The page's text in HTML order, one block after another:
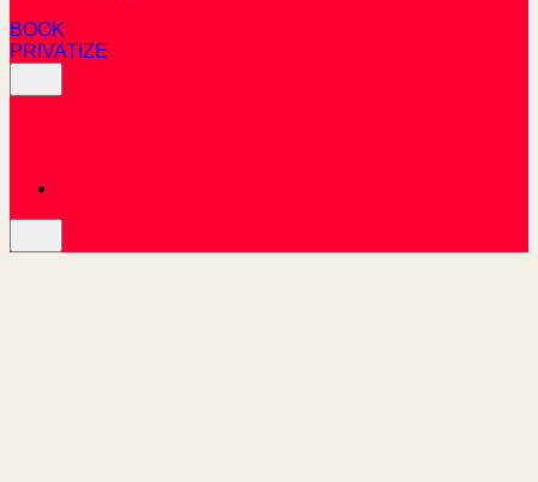
BOOK
PRIVATIZE